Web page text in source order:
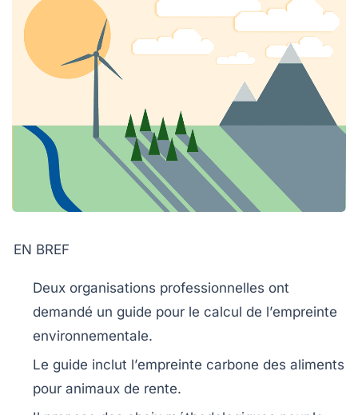
EN BREF
Deux organisations professionnelles ont
demandé un guide pour le calcul de l’empreinte
environnementale.
Le guide inclut l’empreinte carbone des aliments
pour animaux de rente.